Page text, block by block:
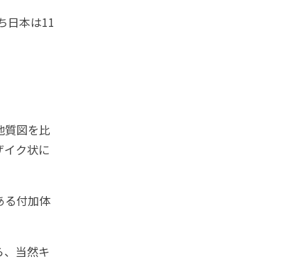
日本は11
質図を比
ク状に
る付加体
当然キ